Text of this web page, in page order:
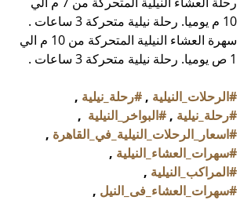
10 م يوميا. رحلة نيلية متحركة 3 ساعات .
سهرة العشاء النيلية المتحركة من 10 م الي
1 ص يوميا. رحلة نيلية متحركة 3 ساعات .
#الرحلات_النيلية , #رحلة_نيلية ,
#رحلة_نيلية , #البواخر_النيلية ,
#اسعار_الرحلات_النيلية_في_القاهرة ,
#سهرات_العشاء_النيلية ,
#المراكب_النيلية ,
#سهرات_العشاء_فى_النيل ,